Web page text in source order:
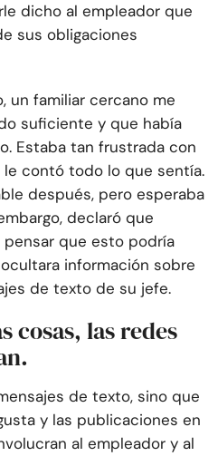
dicho al empleador que
sus obligaciones
un familiar cercano me
suficiente y que había
Estaba tan frustrada con
contó todo lo que sentía.
después, pero esperaba
declaró que
que esto podría
información sobre
de texto de su jefe.
cosas, las redes
de texto, sino que
y las publicaciones en
al empleador y al